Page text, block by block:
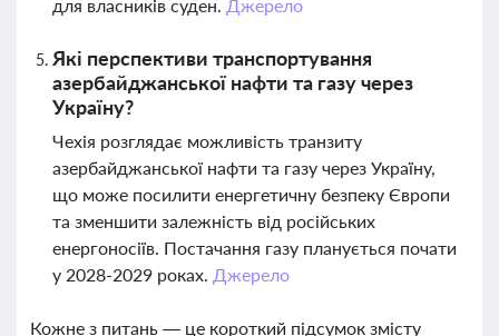
для власників суден. Джерело
Які перспективи транспортування
азербайджанської нафти та газу через
Україну?
Чехія розглядає можливість транзиту
азербайджанської нафти та газу через Україну,
що може посилити енергетичну безпеку Європи
та зменшити залежність від російських
енергоносіїв. Постачання газу планується почати
у 2028-2029 роках. Джерело
Кожне з питань — це короткий підсумок змісту